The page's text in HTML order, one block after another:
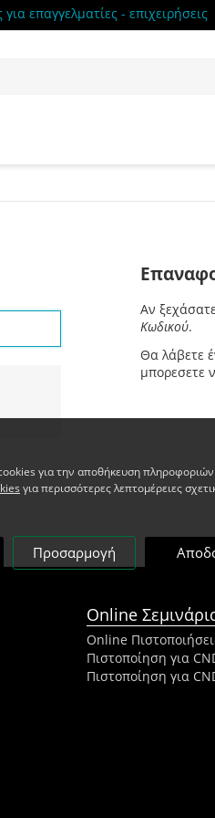
για επαγγελματίες - επιχειρήσεις
Αν
Κωδικού.
Θα λάβετε
μπορεσετε
Online
Online
Πιστοποίηση για
Πιστοποίηση για
για την αποθήκευση
για περισσότερες λεπτομέρειες
Προσαρμογή